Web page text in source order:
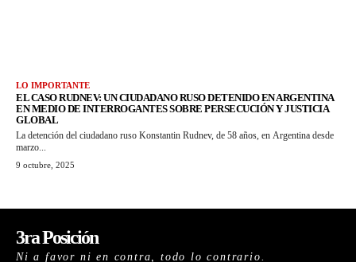
LO IMPORTANTE
EL CASO RUDNEV: UN CIUDADANO RUSO DETENIDO EN ARGENTINA
EN MEDIO DE INTERROGANTES SOBRE PERSECUCIÓN Y JUSTICIA
GLOBAL
La detención del ciudadano ruso Konstantin Rudnev, de 58 años, en Argentina desde
marzo...
9 octubre, 2025
3ra Posición
Ni a favor ni en contra, todo lo contrario.